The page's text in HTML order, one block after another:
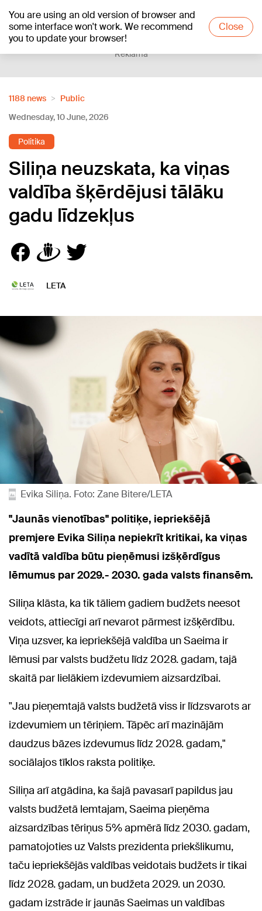
You are using an old version of browser and
some interface won't work. We recommend
you to update your browser!
Close
+16°C
Reklāma
1188 news
Public
Wednesday, 10 June, 2026
Politika
Siliņa neuzskata, ka viņas
valdība šķērdējusi tālāku
gadu līdzekļus
LETA
Evika Siliņa. Foto: Zane Bitere/LETA
"Jaunās vienotības" politiķe, iepriekšējā
premjere Evika Siliņa nepiekrīt kritikai, ka viņas
vadītā valdība būtu pieņēmusi izšķērdīgus
lēmumus par 2029.- 2030. gada valsts finansēm.
Siliņa klāsta, ka tik tāliem gadiem budžets neesot
veidots, attiecīgi arī nevarot pārmest izšķērdību.
Viņa uzsver, ka iepriekšējā valdība un Saeima ir
lēmusi par valsts budžetu līdz 2028. gadam, tajā
skaitā par lielākiem izdevumiem aizsardzībai.
"Jau pieņemtajā valsts budžetā viss ir līdzsvarots ar
izdevumiem un tēriņiem. Tāpēc arī mazinājām
daudzus bāzes izdevumus līdz 2028. gadam,"
sociālajos tīklos raksta politiķe.
Siliņa arī atgādina, ka šajā pavasarī papildus jau
valsts budžetā lemtajam, Saeima pieņēma
aizsardzības tēriņus 5% apmērā līdz 2030. gadam,
pamatojoties uz Valsts prezidenta priekšlikumu,
taču iepriekšējās valdības veidotais budžets ir tikai
līdz 2028. gadam, un budžeta 2029. un 2030.
gadam izstrāde ir jaunās Saeimas un valdības